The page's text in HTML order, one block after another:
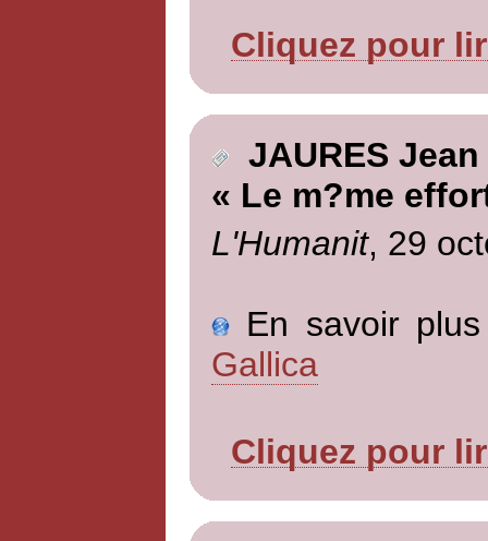
Cliquez pour
JAURES Jean
« Le m?me
L'Humanit, 29
En savoir
Gallica
Cliquez pour